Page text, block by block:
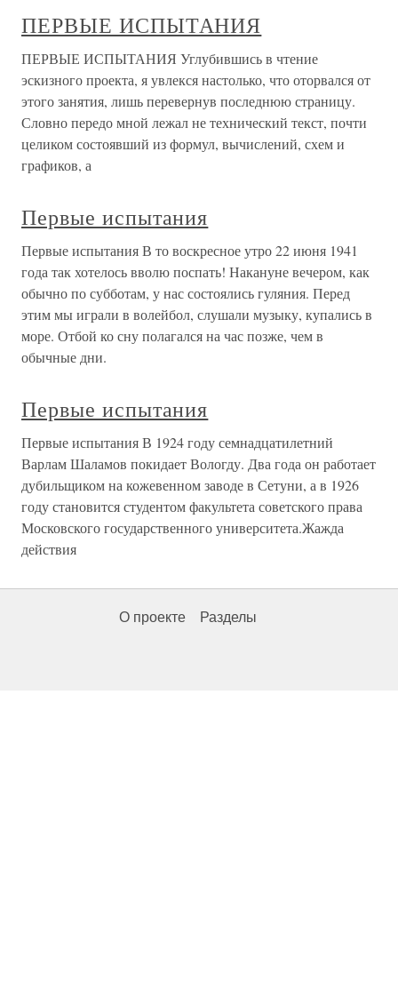
ПЕРВЫЕ ИСПЫТАНИЯ
ПЕРВЫЕ ИСПЫТАНИЯ Углубившись в чтение
эскизного проекта, я увлекся настолько, что оторвался от
этого занятия, лишь перевернув последнюю страницу.
Словно передо мной лежал не технический текст, почти
целиком состоявший из формул, вычислений, схем и
графиков, а
Первые испытания
Первые испытания В то воскресное утро 22 июня 1941
года так хотелось вволю поспать! Накануне вечером, как
обычно по субботам, у нас состоялись гуляния. Перед
этим мы играли в волейбол, слушали музыку, купались в
море. Отбой ко сну полагался на час позже, чем в
обычные дни.
Первые испытания
Первые испытания В 1924 году семнадцатилетний
Варлам Шаламов покидает Вологду. Два года он работает
дубильщиком на кожевенном заводе в Сетуни, а в 1926
году становится студентом факультета советского права
Московского государственного университета.Жажда
действия
О проекте Разделы